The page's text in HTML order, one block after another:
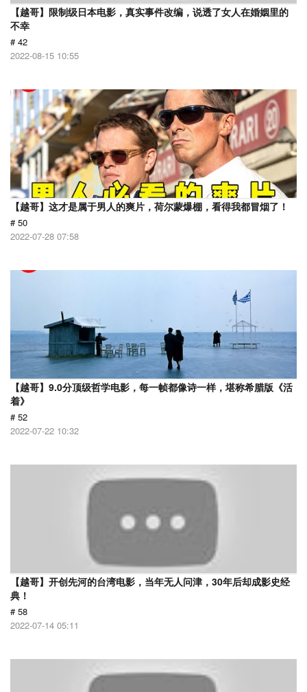
【越哥】限制级日本电影，真实事件改编，说透了女人在婚姻里的
不幸
# 42
2022-08-15 10:55
【越哥】这才是属于男人的爽片，荷尔蒙爆棚，看得我都冒烟了！
# 50
2022-07-28 07:58
【越哥】9.0分顶级哲学电影，每一帧都像诗一样，堪称希腊版《活
着》
# 52
2022-07-22 10:32
【越哥】开创先河的台湾电影，当年无人问津，30年后却成影史经
典！
# 58
2022-07-14 05:11